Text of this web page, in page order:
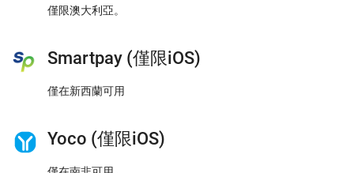
僅限澳大利亞。
Smartpay (僅限iOS)
僅在新西蘭可用
Yoco (僅限iOS)